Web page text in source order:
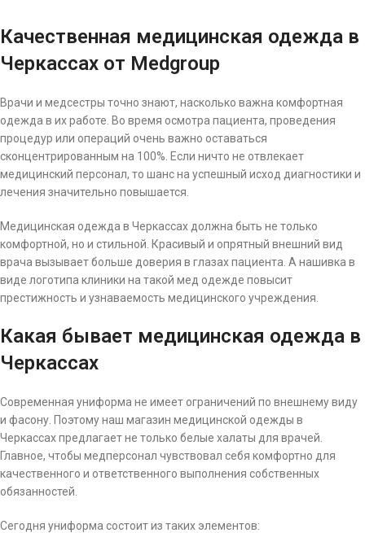
Качественная медицинская одежда в
Черкассах от Medgroup
Врачи и медсестры точно знают, насколько важна комфортная
одежда в их работе. Во время осмотра пациента, проведения
процедур или операций очень важно оставаться
сконцентрированным на 100%. Если ничто не отвлекает
медицинский персонал, то шанс на успешный исход диагностики и
лечения значительно повышается.
Медицинская одежда в Черкассах должна быть не только
комфортной, но и стильной. Красивый и опрятный внешний вид
врача вызывает больше доверия в глазах пациента. А нашивка в
виде логотипа клиники на такой мед одежде повысит
престижность и узнаваемость медицинского учреждения.
Какая бывает медицинская одежда в
Черкассах
Современная униформа не имеет ограничений по внешнему виду
и фасону. Поэтому наш магазин медицинской одежды в
Черкассах предлагает не только белые халаты для врачей.
Главное, чтобы медперсонал чувствовал себя комфортно для
качественного и ответственного выполнения собственных
обязанностей.
Сегодня униформа состоит из таких элементов: